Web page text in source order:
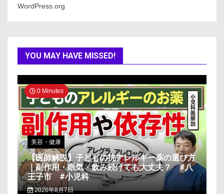
WordPress.org
YOU MAY HAVE MISSED!
0 Minutes
美容・健康
【医師解説】子どもの抗アレルギー薬の選び方
｜副作用・眠気・飲み続けても大丈夫？ #八
王子市 #小児科
2026年8月7日